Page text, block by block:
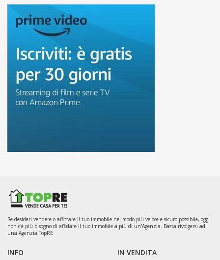
Se desideri vendere o affittare il tuo immobile nel modo più veloce e sicuro possibile, oggi
non c'è più bisogno di affidare il tuo immobile a più di un'Agenzia. Basta rivolgersi ad
una Agenzia TopRE
INFO IN VENDITA